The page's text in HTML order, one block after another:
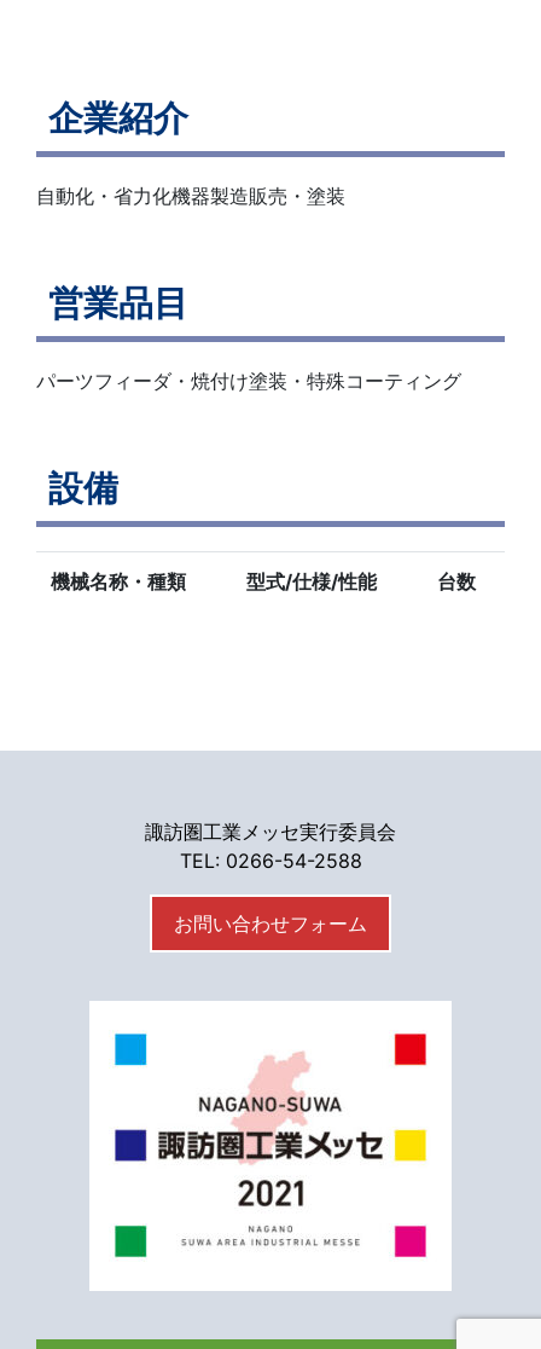
企業紹介
自動化・省力化機器製造販売・塗装
営業品目
パーツフィーダ・焼付け塗装・特殊コーティング
設備
機械名称・種類 型式/仕様/性能 台数
諏訪圏工業メッセ実行委員会
TEL: 0266-54-2588
お問い合わせフォーム